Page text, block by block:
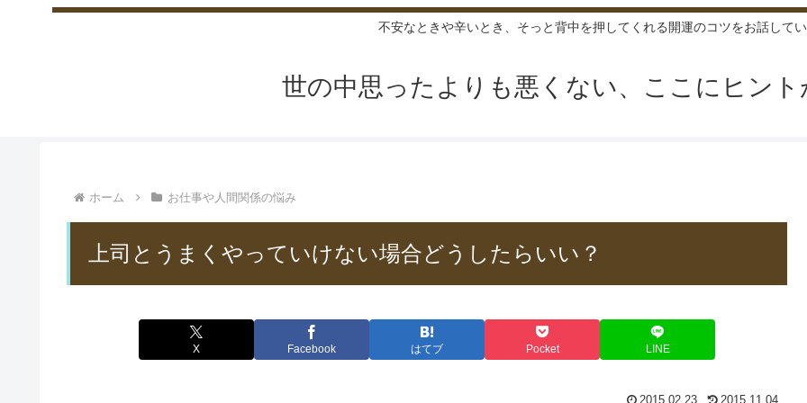
不安なときや辛いとき、そっと背中を押してくれる開運のコツをお話して
世の中思ったよりも悪くない、ここにヒン
ホーム お仕事や人間関係の悩み
上司とうまくやっていけない場合どうしたらいい？
X Facebook はてブ Pocket LINE
2015.02.23 2015.11.04